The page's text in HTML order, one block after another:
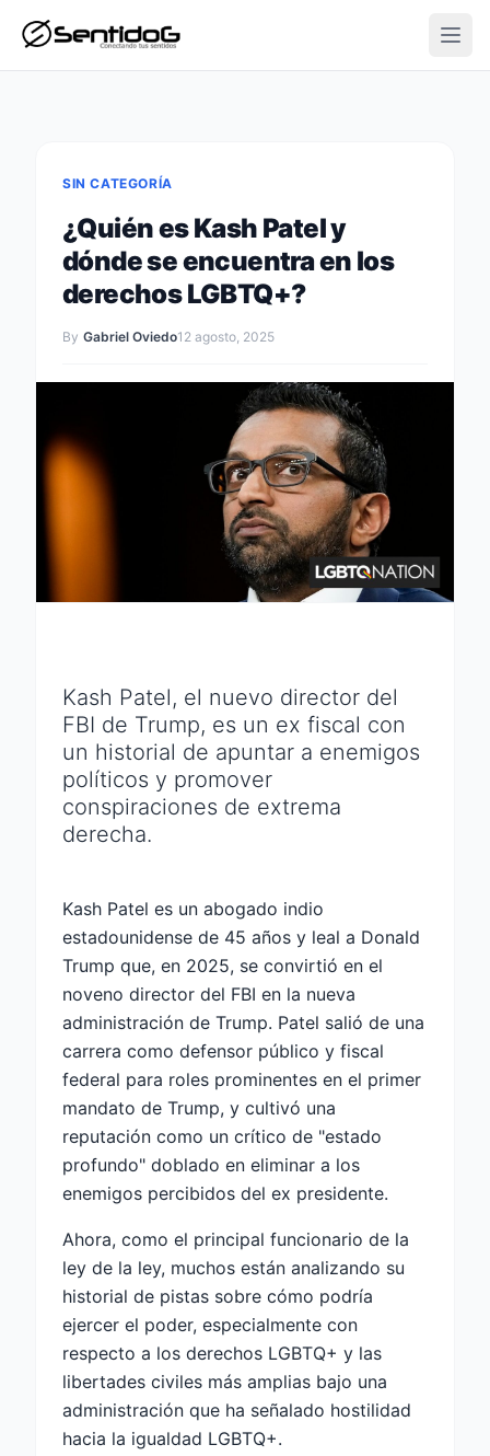
SIN CATEGORÍA
¿Quién es Kash Patel y
dónde se encuentra en los
derechos LGBTQ+?
By Gabriel Oviedo12 agosto, 2025
Kash Patel, el nuevo director del
FBI de Trump, es un ex fiscal con
un historial de apuntar a enemigos
políticos y promover
conspiraciones de extrema
derecha.
Kash Patel es un abogado indio
estadounidense de 45 años y leal a Donald
Trump que, en 2025, se convirtió en el
noveno director del FBI en la nueva
administración de Trump. Patel salió de una
carrera como defensor público y fiscal
federal para roles prominentes en el primer
mandato de Trump, y cultivó una
reputación como un crítico de "estado
profundo" doblado en eliminar a los
enemigos percibidos del ex presidente.
Ahora, como el principal funcionario de la
ley de la ley, muchos están analizando su
historial de pistas sobre cómo podría
ejercer el poder, especialmente con
respecto a los derechos LGBTQ+ y las
libertades civiles más amplias bajo una
administración que ha señalado hostilidad
hacia la igualdad LGBTQ+.